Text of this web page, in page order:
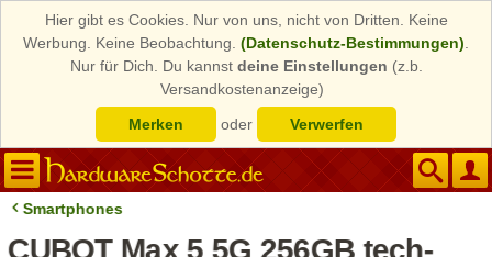
Hier gibt es Cookies. Nur von uns, nicht von Dritten. Keine
Werbung. Keine Beobachtung. (Datenschutz-Bestimmungen)
Nur für Dich. Du kannst deine Einstellungen (z.b.
Versandkostenanzeige)
Merken
oder Verwerfen
Smartphones
CUBOT Max 5 5G 256GB tech-